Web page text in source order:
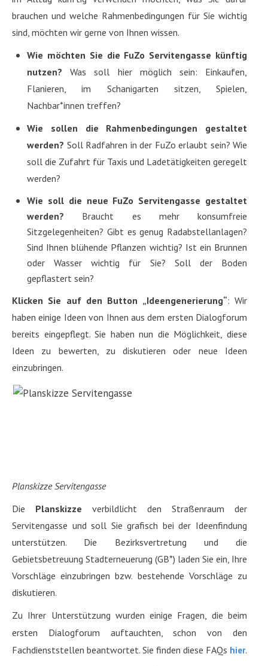
brauchen und welche Rahmenbedingungen für Sie wichtig
sind, möchten wir gerne von Ihnen wissen.
Wie möchten Sie die FuZo Servitengasse künftig
nutzen? Was soll hier möglich sein: Einkaufen,
Flanieren, im Schanigarten sitzen, Spielen,
Nachbar*innen treffen?
Wie sollen die Rahmenbedingungen gestaltet
werden? Soll Radfahren in der FuZo erlaubt sein? Wie
soll die Zufahrt für Taxis und Ladetätigkeiten geregelt
werden?
Wie soll die neue FuZo Servitengasse gestaltet
werden? Braucht es mehr konsumfreie
Sitzgelegenheiten? Gibt es genug Radabstellanlagen?
Sind Ihnen blühende Pflanzen wichtig? Ist ein Brunnen
oder Wasser wichtig für Sie? Soll der Boden
gepflastert sein?
Klicken Sie auf den Button „Ideengenerierung“:Wir
haben einige Ideen von Ihnen aus dem ersten Dialogforum
bereits eingepflegt. Sie haben nun die Möglichkeit, diese
Ideen zu bewerten, zu diskutieren oder neue Ideen
einzubringen.
Planskizze Servitengasse
Die Planskizze verbildlicht den Straßenraum der
Servitengasse und soll Sie grafisch bei der Ideenfindung
unterstützen. Die Bezirksvertretung und die
Gebietsbetreuung Stadterneuerung (GB*) laden Sie ein, Ihre
Vorschläge einzubringen bzw. bestehende Vorschläge zu
diskutieren.
Zu Ihrer Unterstützung wurden einige Fragen, die beim
ersten Dialogforum auftauchten, schon von den
Fachdienststellen beantwortet. Sie finden diese FAQs hier.